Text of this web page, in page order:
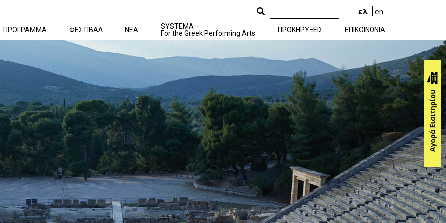
ελ en
ΠΡΟΓΡΑΜΜΑ ΦΕΣΤΙΒΑΛ ΝΕΑ
SYSTEMA –
For the Greek Performing Arts
ΠΡΟΚΗΡΥΞΕΙΣ ΕΠΙΚΟΙΝΩΝΙΑ